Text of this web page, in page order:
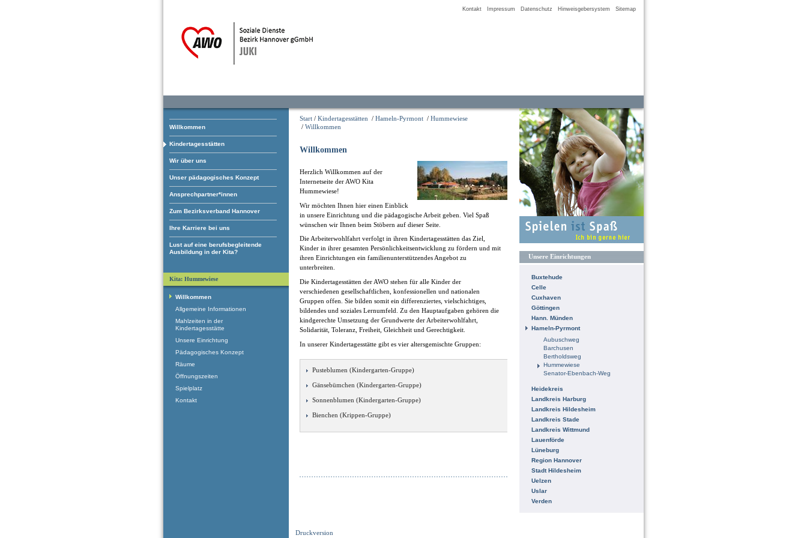
Kontakt Impressum Datenschutz Hinweisgebersystem Sitemap
Willkommen
Kindertagesstätten
Wir über uns
Unser pädagogisches Konzept
Ansprechpartner*innen
Zum Bezirksverband Hannover
Ihre Karriere bei uns
Lust auf eine berufsbegleitende
Ausbildung in der Kita?
Start / Kindertagesstätten / Hameln-Pyrmont / Hummewiese
/ Willkommen
Willkommen
Herzlich Willkommen auf der
Internetseite der AWO Kita
Hummewiese!
Wir möchten Ihnen hier einen Einblick
in unsere Einrichtung und die pädagogische Arbeit geben. Viel Spaß
wünschen wir Ihnen beim Stöbern auf dieser Seite.
Die Arbeiterwohlfahrt verfolgt in ihren Kindertagesstätten das Ziel,
Kinder in ihrer gesamten Persönlichkeitsentwicklung zu fördern und mit
ihren Einrichtungen ein familienunterstützendes Angebot zu
unterbreiten.
Die Kindertagesstätten der AWO stehen für alle Kinder der
verschiedenen gesellschaftlichen, konfessionellen und nationalen
Gruppen offen. Sie bilden somit ein differenziertes, vielschichtiges,
bildendes und soziales Lernumfeld. Zu den Hauptaufgaben gehören die
kindgerechte Umsetzung der Grundwerte der Arbeiterwohlfahrt,
Solidarität, Toleranz, Freiheit, Gleichheit und Gerechtigkeit.
In unserer Kindertagesstätte gibt es vier altersgemischte Gruppen:
Pusteblumen (Kindergarten-Gruppe)
Gänsebümchen (Kindergarten-Gruppe)
Sonnenblumen (Kindergarten-Gruppe)
Bienchen (Krippen-Gruppe)
Unsere Einrichtungen
Buxtehude
Celle
Cuxhaven
Göttingen
Hann. Münden
Hameln-Pyrmont
Aubuschweg
Barchusen
Bertholdsweg
Hummewiese
Senator-Ebenbach-Weg
Heidekreis
Landkreis Harburg
Landkreis Hildesheim
Landkreis Stade
Landkreis Wittmund
Lauenförde
Lüneburg
Region Hannover
Stadt Hildesheim
Uelzen
Uslar
Verden
Druckversion
Kita: Hummewiese
Willkommen
Allgemeine Informationen
Mahlzeiten in der
Kindertagesstätte
Unsere Einrichtung
Pädagogisches Konzept
Räume
Öffnungszeiten
Spielplatz
Kontakt